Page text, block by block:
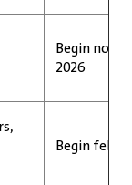
Begin
2026
Begin